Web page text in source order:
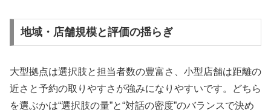
地域・店舗規模と評価の揺らぎ
大型拠点は選択肢と担当者数の豊富さ、小型店舗は距離の
近さと予約の取りやすさが強みになりやすいです。どちら
を選ぶかは“選択肢の量”と“対話の密度”のバランスで決め